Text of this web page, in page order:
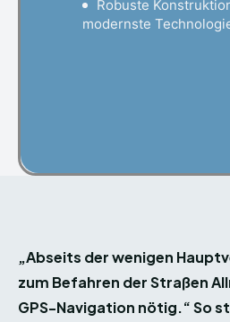
Robuste
modernste
„Abseits der wenigen
zum Befahren der Straßen
GPS-Navigation nötig.“ So